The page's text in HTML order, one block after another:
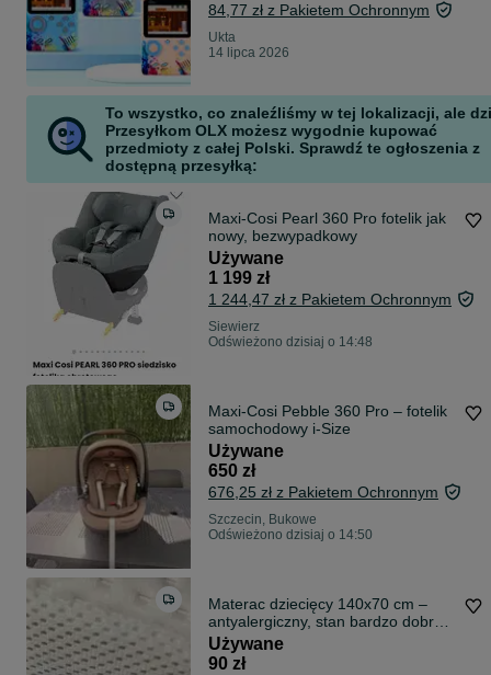
84,77 zł z Pakietem Ochronnym
Ukta
14 lipca 2026
To wszystko, co znaleźliśmy w tej lokalizacji, ale
Przesyłkom OLX możesz wygodnie kupować
przedmioty z całej Polski. Sprawdź te ogłoszenia z
dostępną przesyłką:
Maxi-Cosi Pearl 360 Pro fotelik jak
nowy, bezwypadkowy
Używane
1 199 zł
1 244,47 zł z Pakietem Ochronnym
Siewierz
Odświeżono dzisiaj o 14:48
Maxi-Cosi Pebble 360 Pro – fotelik
samochodowy i-Size
Używane
650 zł
676,25 zł z Pakietem Ochronnym
Szczecin, Bukowe
Odświeżono dzisiaj o 14:50
Materac dziecięcy 140x70 cm –
antyalergiczny, stan bardzo dobry -
ODBIÓR OSOBISTY
Używane
90 zł